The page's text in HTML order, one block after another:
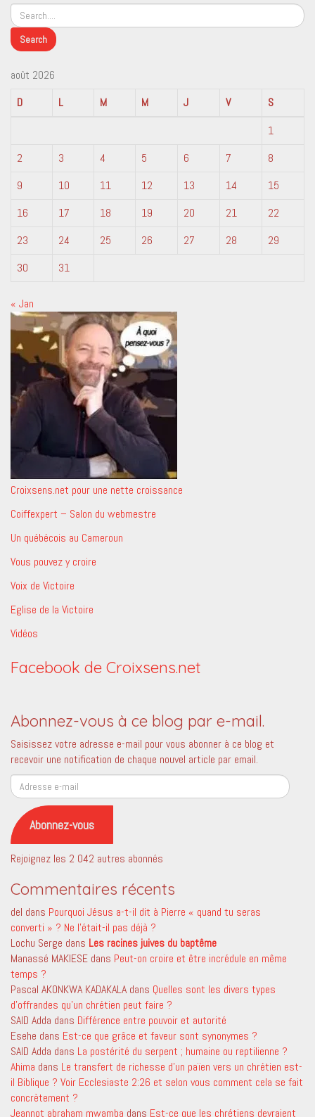
août 2026
D
L M M J V
S
1
2
3 4 5 6 7
8
9
10 11 12 13 14
15
16
17 18 19 20 21
22
23
24 25 26 27 28
29
30
31
« Jan
Croixsens.net pour une nette croissance
Coiffexpert – Salon du webmestre
Un québécois au Cameroun
Vous pouvez y croire
Voix de Victoire
Eglise de la Victoire
Vidéos
Facebook de Croixsens.net
Abonnez-vous à ce blog par e-mail.
Saisissez votre adresse e-mail pour vous abonner à ce blog et
recevoir une notification de chaque nouvel article par email.
Adresse
e-
mail
Abonnez-vous
Rejoignez les 2 042 autres abonnés
Commentaires récents
del dans Pourquoi Jésus a-t-il dit à Pierre « quand tu seras
converti » ? Ne l’était-il pas déjà ?
Lochu Serge dans Les racines juives du baptême
Manassé MAKIESE dans Peut-on croire et être incrédule en même
temps ?
Pascal AKONKWA KADAKALA dans Quelles sont les divers types
d’offrandes qu’un chrétien peut faire ?
SAID Adda dans Différence entre pouvoir et autorité
Esehe dans Est-ce que grâce et faveur sont synonymes ?
SAID Adda dans La postérité du serpent ; humaine ou reptilienne ?
Ahima dans Le transfert de richesse d’un païen vers un chrétien est-
il Biblique ? Voir Ecclesiaste 2:26 et selon vous comment cela se fait
concrètement ?
Jeannot abraham mwamba dans Est-ce que les chrétiens devraient